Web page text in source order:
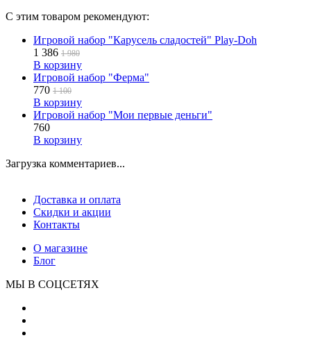
С этим товаром рекомендуют:
Игровой набор "Карусель сладостей" Play-Doh
1 386 1 980
В корзину
Игровой набор "Ферма"
770 1 100
В корзину
Игровой набор "Мои первые деньги"
760
В корзину
Загрузка комментариев...
Доставка и оплата
Скидки и акции
Контакты
О магазине
Блог
МЫ В СОЦСЕТЯХ